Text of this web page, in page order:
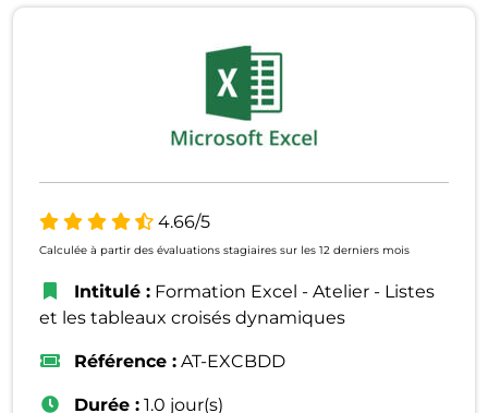
4.66/5
Calculée à partir des évaluations stagiaires sur les 12 derniers mois
Intitulé : Formation Excel - Atelier - Listes
et les tableaux croisés dynamiques
Référence : AT-EXCBDD
Durée : 1.0 jour(s)